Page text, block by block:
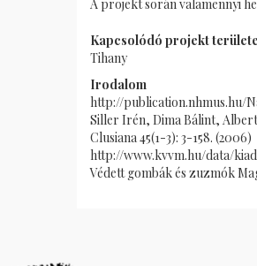
A projekt során valamennyi
Kapcsolódó projekt
Tihany
Irodalom
http://publication.nhmus.hu/
Siller Irén, Dima Bálint,
Clusiana 45(1-3): 3-158. (2006)
http://www.kvvm.hu/data/
Védett gombák és zuzmók